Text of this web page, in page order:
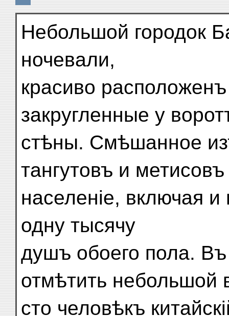
Небольшой городок
ночевали,
красиво
закругленные у
стѣны. Смѣшанное
тангутовъ и метисовъ
населеніе, включая
одну тысячу
душъ обоего пола.
отмѣтить небольшой
сто человѣкъ